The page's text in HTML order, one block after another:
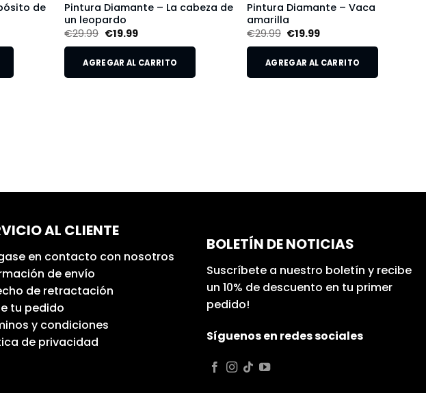
de
Pintura Diamante – La cabeza de
un leopardo
€29.99 €19.99
AGREGAR AL CARRITO
Pintura Diamante – Vaca
amarilla
€29.99 €19.99
AGREGAR AL CARRITO
AL CLIENTE
en contacto con nosotros
de envío
de retractación
tu pedido
y condiciones
de privacidad
BOLETÍN DE NOTICIAS
Suscríbete a nuestro boletín y recibe
un 10% de descuento en tu primer
pedido!
Síguenos en redes sociales